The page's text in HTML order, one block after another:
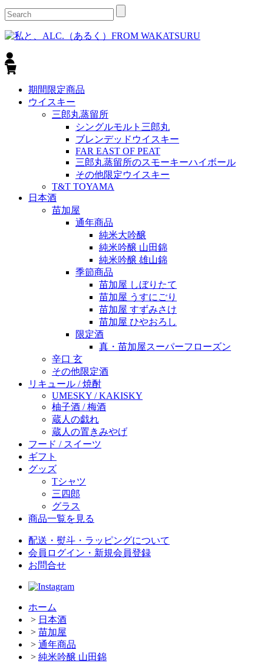
期間限定商品
ウイスキー
三郎丸蒸留所
シングルモルト三郎丸
ブレンデッドウイスキー
FAR EAST OF PEAT
三郎丸蒸留所のスモーキーハイボール
その他限定ウイスキー
T&T TOYAMA
日本酒
苗加屋
通年商品
純米大吟醸
純米吟醸 山田錦
純米吟醸 雄山錦
季節商品
苗加屋 しぼりたて
苗加屋 うすにごり
苗加屋 すずみさけ
苗加屋 ひやおろし
限定酒
真・苗加屋スーパーフローズン
辛口 玄
その他限定酒
リキュール / 焼酎
UMESKY / KAKISKY
柚子酒 / 梅酒
蔵人の戯れ
蔵人の置きみやげ
フード / スイーツ
ギフト
グッズ
Tシャツ
三四郎
グラス
商品一覧を見る
配送・熨斗・ラッピングについて
会員ログイン・新規会員登録
お問合せ
ホーム
> 日本酒
> 苗加屋
> 通年商品
> 純米吟醸 山田錦